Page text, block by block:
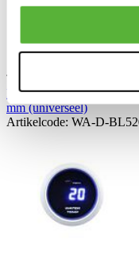
TIP
Depo Racing Digitale
mm (universeel)
Artikelcode: WA-D-